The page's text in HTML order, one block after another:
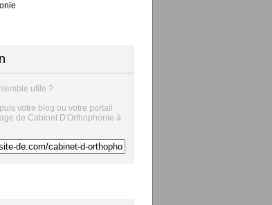
utile ?
votre blog ou votre portail
de Cabinet D'Orthophonie à